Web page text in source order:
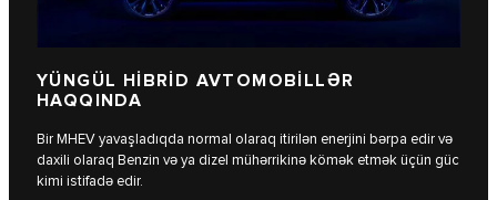
YÜNGÜL HİBRİD AVTOMOBİLLƏR
HAQQINDA
Bir MHEV yavaşladıqda normal olaraq itirilən enerjini bərpa edir və
daxili olaraq Benzin və ya dizel mühərrikinə kömək etmək üçün güc
kimi istifadə edir.